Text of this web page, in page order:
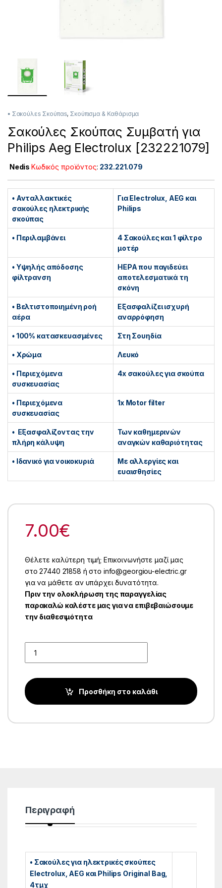
• Σακούλεs Σκούπαs, Σκούπισμα & Καθάρισμα
Σακούλες Σκούπας Συμβατή για
Philips Aeg Electrolux [232221079]
NedisΚωδικός προϊόντος: 232.221.079
• Ανταλλακτικές
σακούλες ηλεκτρικής
σκούπας
Για Electrolux, AEG και
Philips
• Περιλαμβάνει
4 Σακούλες και 1 φίλτρο
μοτέρ
• Υψηλής απόδοσης
φίλτρανση
HEPA που παγιδεύει
αποτελεσματικά τη
σκόνη
• Βελτιστοποιημένη ροή
αέρα
Εξασφαλίζει ισχυρή
αναρρόφηση
• 100% κατασκευασμένες Στη Σουηδία
• Χρώμα Λευκό
• Περιεχόμενα
συσκευασίας
4x σακούλες για σκούπα
• Περιεχόμενα
συσκευασίας
1x Motor filter
• Εξασφαλίζοντας την
πλήρη κάλυψη
Των καθημερινών
αναγκών καθαριότητας
• Ιδανικό για νοικοκυριά
Με αλλεργίες και
ευαισθησίες
7.00€
Θέλετε καλύτερη τιμή; Επικοινωνήστε μαζί μας
στο 27440 21858 ή στο info@georgiou-electric.gr
για να μάθετε αν υπάρχει δυνατότητα.
Πριν την ολοκλήρωση της παραγγελίας
παρακαλώ καλέστε μας για να επιβεβαιώσουμε
την διαθεσιμότητα
Προσθήκη στο καλάθι
Περιγραφή
• Σακούλες για ηλεκτρικές σκούπες
Electrolux, AEG και Philips Original Bag,
4τμχ